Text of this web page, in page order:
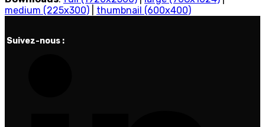
medium (225x300)
thumbnail (600x400)
Suivez-nous :